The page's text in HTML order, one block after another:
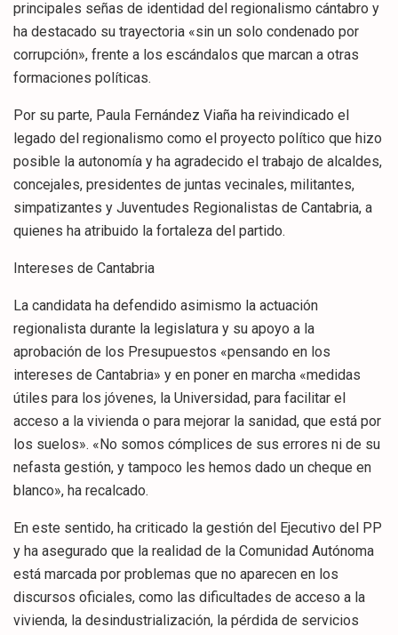
principales señas de identidad del regionalismo cántabro y
ha destacado su trayectoria «sin un solo condenado por
corrupción», frente a los escándalos que marcan a otras
formaciones políticas.
Por su parte, Paula Fernández Viaña ha reivindicado el
legado del regionalismo como el proyecto político que hizo
posible la autonomía y ha agradecido el trabajo de alcaldes,
concejales, presidentes de juntas vecinales, militantes,
simpatizantes y Juventudes Regionalistas de Cantabria, a
quienes ha atribuido la fortaleza del partido.
Intereses de Cantabria
La candidata ha defendido asimismo la actuación
regionalista durante la legislatura y su apoyo a la
aprobación de los Presupuestos «pensando en los
intereses de Cantabria» y en poner en marcha «medidas
útiles para los jóvenes, la Universidad, para facilitar el
acceso a la vivienda o para mejorar la sanidad, que está por
los suelos». «No somos cómplices de sus errores ni de su
nefasta gestión, y tampoco les hemos dado un cheque en
blanco», ha recalcado.
En este sentido, ha criticado la gestión del Ejecutivo del PP
y ha asegurado que la realidad de la Comunidad Autónoma
está marcada por problemas que no aparecen en los
discursos oficiales, como las dificultades de acceso a la
vivienda, la desindustrialización, la pérdida de servicios